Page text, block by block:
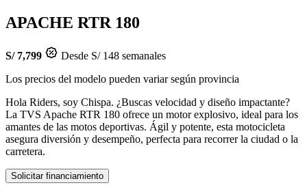
APACHE RTR 180
S/ 7,799
Desde S/ 148 semanales
Los precios del modelo pueden variar según provincia
Hola Riders, soy Chispa. ¿Buscas velocidad y diseño impactante?
La TVS Apache RTR 180 ofrece un motor explosivo, ideal para los
amantes de las motos deportivas. Ágil y potente, esta motocicleta
asegura diversión y desempeño, perfecta para recorrer la ciudad o la
carretera.
Solicitar financiamiento